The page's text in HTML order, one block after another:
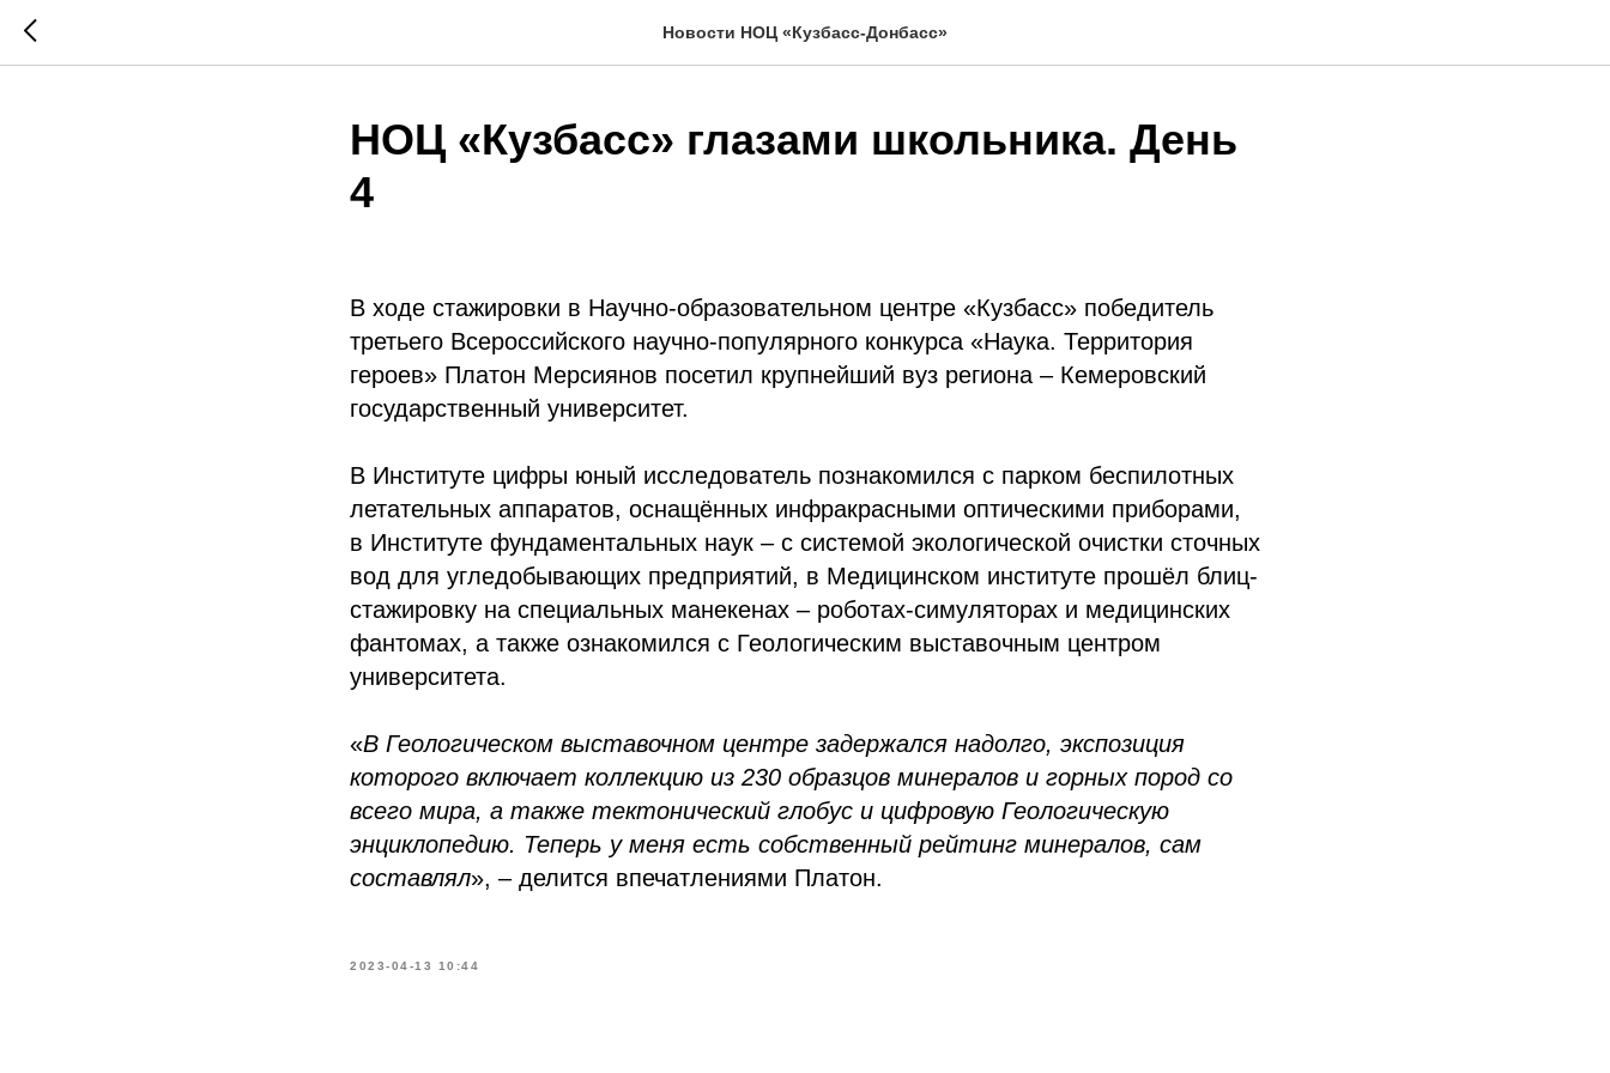
Новости НОЦ «Кузбасс-Донбасс»
НОЦ «Кузбасс» глазами школьника. День
4
В ходе стажировки в Научно-образовательном центре «Кузбасс» победитель
третьего Всероссийского научно-популярного конкурса «Наука. Территория
героев» Платон Мерсиянов посетил крупнейший вуз региона – Кемеровский
государственный университет.
В Институте цифры юный исследователь познакомился с парком беспилотных
летательных аппаратов, оснащённых инфракрасными оптическими приборами,
в Институте фундаментальных наук – с системой экологической очистки сточных
вод для угледобывающих предприятий, в Медицинском институте прошёл блиц-
стажировку на специальных манекенах – роботах-симуляторах и медицинских
фантомах, а также ознакомился с Геологическим выставочным центром
университета.
«В Геологическом выставочном центре задержался надолго, экспозиция
которого включает коллекцию из 230 образцов минералов и горных пород со
всего мира, а также тектонический глобус и цифровую Геологическую
энциклопедию. Теперь у меня есть собственный рейтинг минералов, сам
составлял», – делится впечатлениями Платон.
2023-04-13 10:44